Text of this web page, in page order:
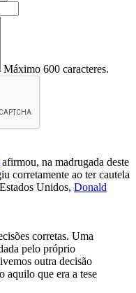
Máximo 600 caracteres.
afirmou, na madrugada deste
corretamente ao ter cautela
Unidos, Donald
corretas. Uma
pelo próprio
outra decisão
aquilo que era a tese